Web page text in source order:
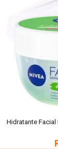
Hidratante Facial